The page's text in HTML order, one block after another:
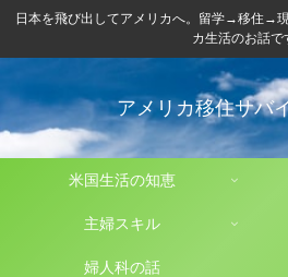
日本を飛び出してアメリカへ。留学→移住→
カ生活のお話で
アメリカ移住サバ
米国生活の知恵
主婦スキル
婦人科の話